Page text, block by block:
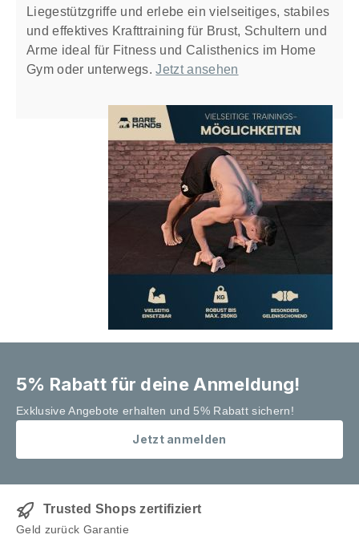
Liegestützgriffe und erlebe ein vielseitiges, stabiles
und effektives Krafttraining für Brust, Schultern und
Arme ideal für Fitness und Calisthenics im Home
Gym oder unterwegs.Jetzt ansehen
5% Rabatt für deine Anmeldung!
Exklusive Angebote erhalten und 5% Rabatt sichern!
Jetzt anmelden
Trusted Shops zertifiziert
Geld zurück Garantie